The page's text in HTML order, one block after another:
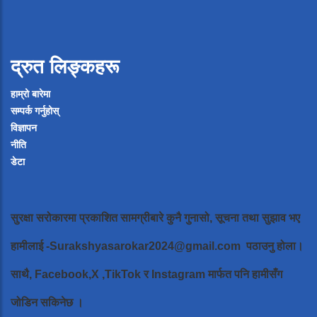
द्रुत लिङ्कहरू
हाम्रो बारेमा
सम्पर्क गर्नुहोस्
विज्ञापन
नीति
डेटा
सुरक्षा सरोकारमा प्रकाशित सामग्रीबारे कुनै गुनासो, सूचना तथा सुझाव भए
हामीलाई-Surakshyasarokar2024@gmail.com पठाउनु होला।
साथै, Facebook,X ,TikTok र Instagram मार्फत पनि हामीसँग
जोडिन सकिनेछ ।